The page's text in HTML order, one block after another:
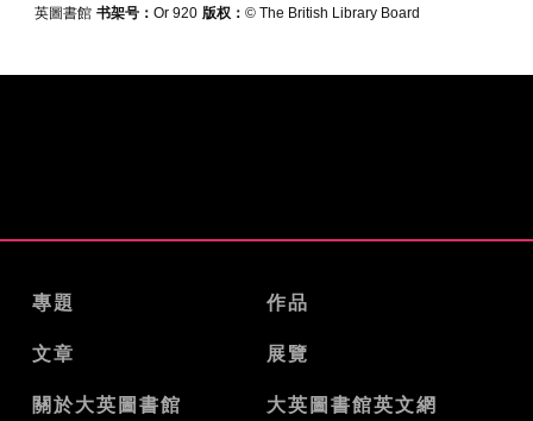
英圖書館 书架号： Or 920 版权： © The British Library Board
專題 作品
文章 展覽
關於大英圖書館 大英圖書館英文網